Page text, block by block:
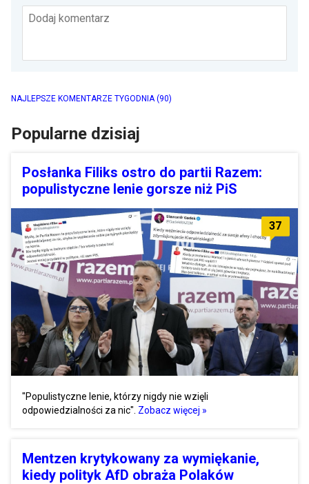
Dodaj komentarz
NAJLEPSZE KOMENTARZE TYGODNIA(90)
Popularne dzisiaj
Posłanka Filiks ostro do partii Razem:
populistyczne lenie gorsze niż PiS
37
"Populistyczne lenie, którzy nigdy nie wzięli
odpowiedzialności za nic". Zobacz więcej »
Mentzen krytykowany za wymiękanie,
kiedy polityk AfD obraża Polaków